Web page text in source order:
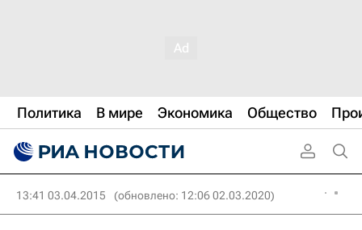
Политика В мире Экономика Общество
13:41 03.04.2015 (обновлено: 12:06 02.03.2020)